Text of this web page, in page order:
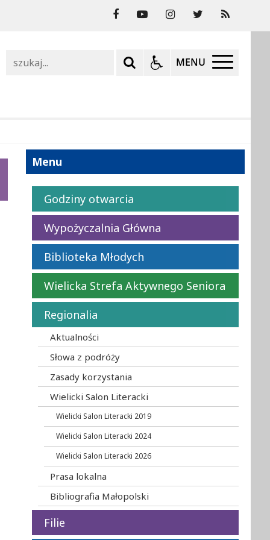
MENU
Menu
Godziny otwarcia
Wypożyczalnia Główna
Biblioteka Młodych
Wielicka Strefa Aktywnego Seniora
Regionalia
Aktualności
Słowa z podróży
Zasady korzystania
Wielicki Salon Literacki
Wielicki Salon Literacki 2019
Wielicki Salon Literacki 2024
Wielicki Salon Literacki 2026
Prasa lokalna
Bibliografia Małopolski
Filie